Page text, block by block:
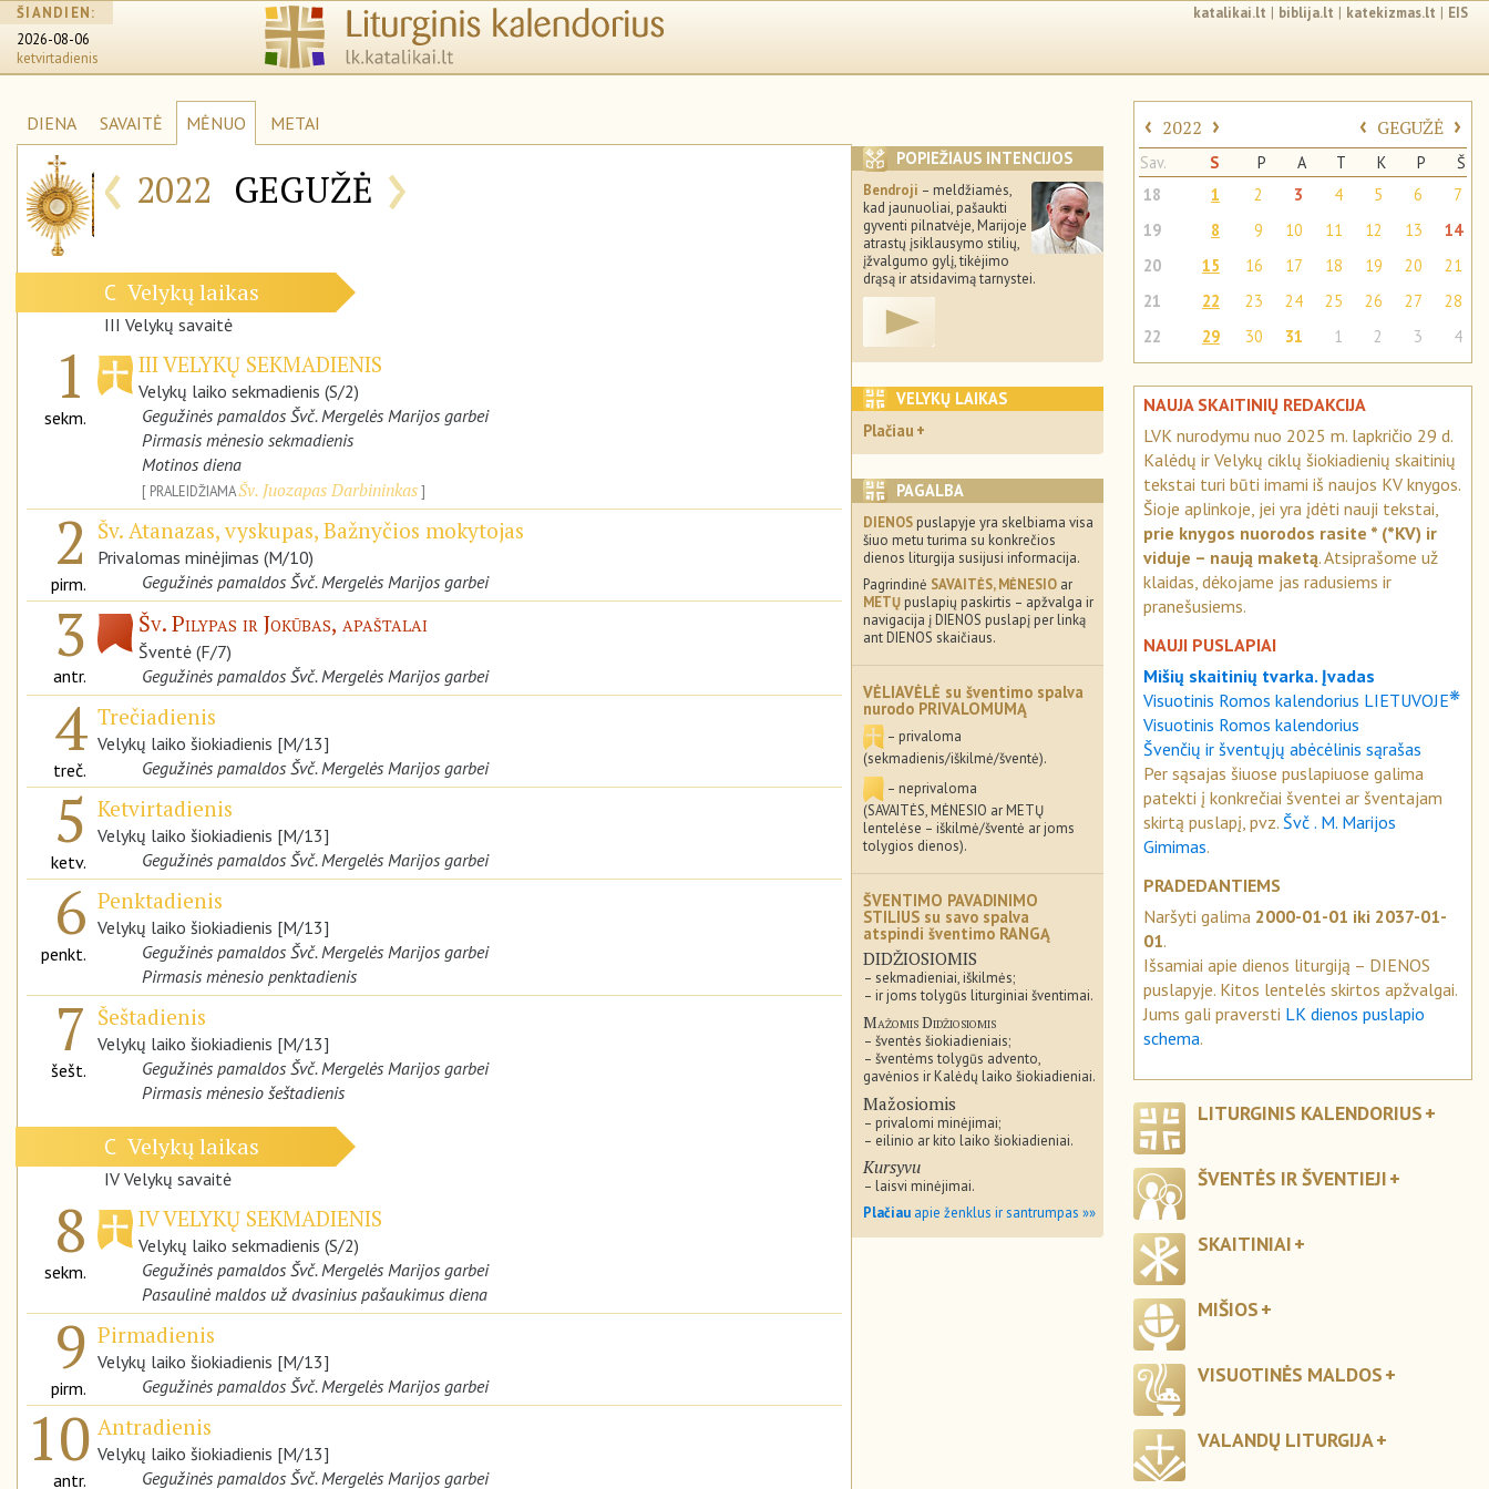
ŠIANDIEN:
2026-08-06
ketvirtadienis
katalikai.lt | biblija.lt | katekizmas.lt | EIS
DIENA SAVAITĖ MĖNUO METAI
‹ 2022 GEGUŽĖ ›
C Velykų laikas
III Velykų savaitė
1
sekm.
III VELYKŲ SEKMADIENIS
Velykų laiko sekmadienis (S/2)
Gegužinės pamaldos Švč. Mergelės Marijos garbei
Pirmasis mėnesio sekmadienis
Motinos diena
PRALEIDŽIAMAŠv. Juozapas Darbininkas
2
pirm.
Šv. Atanazas, vyskupas, Bažnyčios mokytojas
Privalomas minėjimas (M/10)
Gegužinės pamaldos Švč. Mergelės Marijos garbei
3
antr.
Šv. Pilypas ir Jokūbas, apaštalai
Šventė (F/7)
Gegužinės pamaldos Švč. Mergelės Marijos garbei
4
treč.
Trečiadienis
Velykų laiko šiokiadienis [M/13]
Gegužinės pamaldos Švč. Mergelės Marijos garbei
5
ketv.
Ketvirtadienis
Velykų laiko šiokiadienis [M/13]
Gegužinės pamaldos Švč. Mergelės Marijos garbei
6
penkt.
Penktadienis
Velykų laiko šiokiadienis [M/13]
Gegužinės pamaldos Švč. Mergelės Marijos garbei
Pirmasis mėnesio penktadienis
7
šešt.
Šeštadienis
Velykų laiko šiokiadienis [M/13]
Gegužinės pamaldos Švč. Mergelės Marijos garbei
Pirmasis mėnesio šeštadienis
C Velykų laikas
IV Velykų savaitė
8
sekm.
IV VELYKŲ SEKMADIENIS
Velykų laiko sekmadienis (S/2)
Gegužinės pamaldos Švč. Mergelės Marijos garbei
Pasaulinė maldos už dvasinius pašaukimus diena
9
pirm.
Pirmadienis
Velykų laiko šiokiadienis [M/13]
Gegužinės pamaldos Švč. Mergelės Marijos garbei
10
antr.
Antradienis
Velykų laiko šiokiadienis [M/13]
Gegužinės pamaldos Švč. Mergelės Marijos garbei
POPIEŽIAUS INTENCIJOS
Bendroji – meldžiamės,
kad jaunuoliai, pašaukti
gyventi pilnatvėje, Marijoje
atrastų įsiklausymo stilių,
įžvalgumo gylį, tikėjimo
drąsą ir atsidavimą tarnystei.
VELYKŲ LAIKAS
Plačiau
PAGALBA
DIENOS puslapyje yra skelbiama visa
šiuo metu turima su konkrečios
dienos liturgija susijusi informacija.
Pagrindinė SAVAITĖS, MĖNESIO ar
METŲ puslapių paskirtis – apžvalga ir
navigacija į DIENOS puslapį per linką
ant DIENOS skaičiaus.
VĖLIAVĖLĖ su šventimo spalva
nurodo PRIVALOMUMĄ
– privaloma
(sekmadienis/iškilmė/šventė).
– neprivaloma
(SAVAITĖS, MĖNESIO ar METŲ
lentelėse – iškilmė/šventė ar joms
tolygios dienos).
ŠVENTIMO PAVADINIMO
STILIUS su savo spalva
atspindi šventimo RANGĄ
DIDŽIOSIOMIS
– sekmadieniai, iškilmės;
– ir joms tolygūs liturginiai šventimai.
Mažomis Didžiosiomis
– šventės šiokiadieniais;
– šventėms tolygūs advento,
gavėnios ir Kalėdų laiko šiokiadieniai.
Mažosiomis
– privalomi minėjimai;
– eilinio ar kito laiko šiokiadieniai.
Kursyvu
– laisvi minėjimai.
Plačiau apie ženklus ir santrumpas »»
‹ 2022 › ‹ GEGUŽĖ ›
Sav. S P A T K P
Š
18
1 2 3 4 5 6
7
19
8 9 10 11 12 13
14
20
15 16 17 18 19 20
21
21
22 23 24 25 26 27
28
22
29 30 31 1 2 3 4
NAUJA SKAITINIŲ REDAKCIJA
LVK nurodymu nuo 2025 m. lapkričio 29 d.
Kalėdų ir Velykų ciklų šiokiadienių skaitinių
tekstai turi būti imami iš naujos KV knygos.
Šioje aplinkoje, jei yra įdėti nauji tekstai,
prie knygos nuorodos rasite * (*KV) ir
viduje – naują maketą. Atsiprašome už
klaidas, dėkojame jas radusiems ir
pranešusiems.
NAUJI PUSLAPIAI
Mišių skaitinių tvarka. Įvadas
Visuotinis Romos kalendorius LIETUVOJE❋
Visuotinis Romos kalendorius
Švenčių ir šventųjų abėcėlinis sąrašas
Per sąsajas šiuose puslapiuose galima
patekti į konkrečiai šventei ar šventajam
skirtą puslapį, pvz. Švč . M. Marijos
Gimimas.
PRADEDANTIEMS
Naršyti galima 2000-01-01 iki 2037-01-
01.
Išsamiai apie dienos liturgiją – DIENOS
puslapyje. Kitos lentelės skirtos apžvalgai.
Jums gali praversti LK dienos puslapio
schema.
LITURGINIS KALENDORIUS
ŠVENTĖS IR ŠVENTIEJI
SKAITINIAI
MIŠIOS
VISUOTINĖS MALDOS
VALANDŲ LITURGIJA